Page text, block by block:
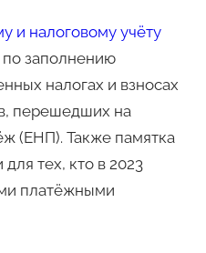
и налоговому учёту
заполнению
налогах и взносах
перешедших на
(ЕНП). Также памятка
тех, кто в 2023
платёжными